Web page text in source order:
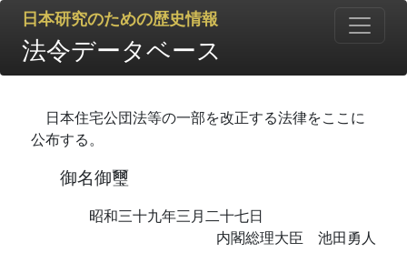
日本研究のための歴史情報
法令データベース
日本住宅公団法等の一部を改正する法律をここに
公布する。
御名御璽
昭和三十九年三月二十七日
内閣総理大臣 池田勇人